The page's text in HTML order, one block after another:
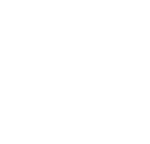
und Co! Die Autorin
für jedermann